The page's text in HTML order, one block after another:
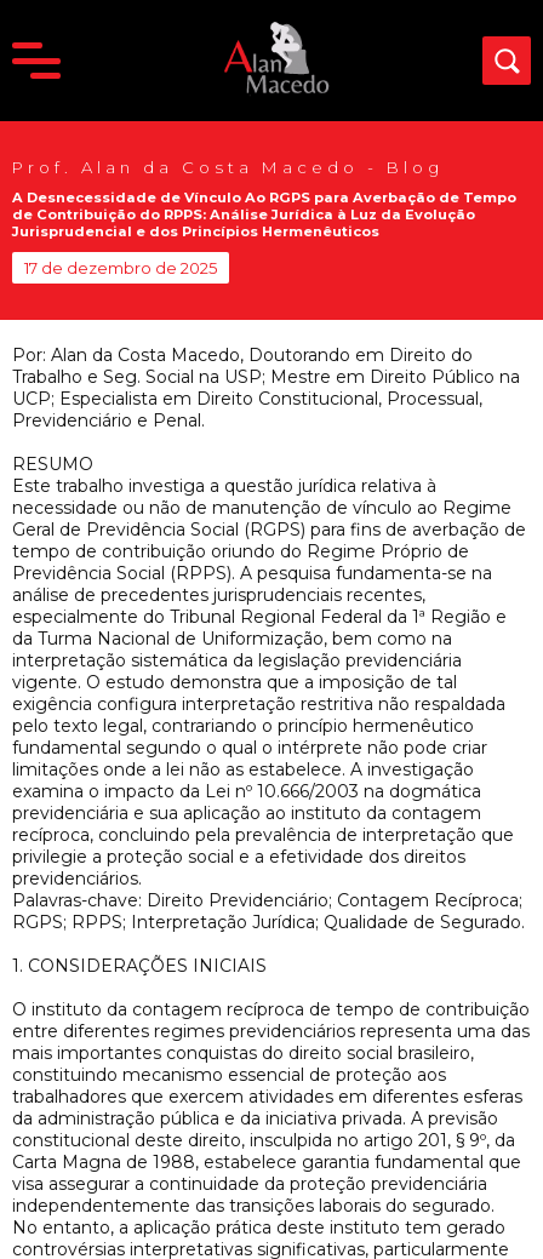
Prof. Alan da Costa Macedo - Blog
A Desnecessidade de Vínculo Ao RGPS para Averbação de Tempo
de Contribuição do RPPS: Análise Jurídica à Luz da Evolução
Jurisprudencial e dos Princípios Hermenêuticos
17 de dezembro de 2025
Por: Alan da Costa Macedo, Doutorando em Direito do
Trabalho e Seg. Social na USP; Mestre em Direito Público na
UCP; Especialista em Direito Constitucional, Processual,
Previdenciário e Penal.
RESUMO
Este trabalho investiga a questão jurídica relativa à
necessidade ou não de manutenção de vínculo ao Regime
Geral de Previdência Social (RGPS) para fins de averbação de
tempo de contribuição oriundo do Regime Próprio de
Previdência Social (RPPS). A pesquisa fundamenta-se na
análise de precedentes jurisprudenciais recentes,
especialmente do Tribunal Regional Federal da 1ª Região e
da Turma Nacional de Uniformização, bem como na
interpretação sistemática da legislação previdenciária
vigente. O estudo demonstra que a imposição de tal
exigência configura interpretação restritiva não respaldada
pelo texto legal, contrariando o princípio hermenêutico
fundamental segundo o qual o intérprete não pode criar
limitações onde a lei não as estabelece. A investigação
examina o impacto da Lei nº 10.666/2003 na dogmática
previdenciária e sua aplicação ao instituto da contagem
recíproca, concluindo pela prevalência de interpretação que
privilegie a proteção social e a efetividade dos direitos
previdenciários.
Palavras-chave: Direito Previdenciário; Contagem Recíproca;
RGPS; RPPS; Interpretação Jurídica; Qualidade de Segurado.
1. CONSIDERAÇÕES INICIAIS
O instituto da contagem recíproca de tempo de contribuição
entre diferentes regimes previdenciários representa uma das
mais importantes conquistas do direito social brasileiro,
constituindo mecanismo essencial de proteção aos
trabalhadores que exercem atividades em diferentes esferas
da administração pública e da iniciativa privada. A previsão
constitucional deste direito, insculpida no artigo 201, § 9º, da
Carta Magna de 1988, estabelece garantia fundamental que
visa assegurar a continuidade da proteção previdenciária
independentemente das transições laborais do segurado.
No entanto, a aplicação prática deste instituto tem gerado
controvérsias interpretativas significativas, particularmente